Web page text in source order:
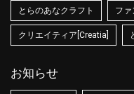
とらのあなクラフト ファ
クリエイティア[Creatia]
お知らせ